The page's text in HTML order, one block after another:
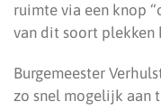
ruimte via een knop
van dit soort plekken
Burgemeester
zo snel mogelijk aan